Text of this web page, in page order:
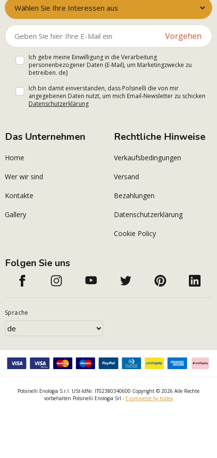
Wählen Sie Ihre Interessen aus
Vorgehen
Ich gebe meine Einwilligung in die Verarbeitung
personenbezogener Daten (E-Mail), um Marketingzwecke zu
betreiben. de]
Ich bin damit einverstanden, dass Polsinelli die von mir
angegebenen Daten nutzt, um mich Email-Newsletter zu schicken
Datenschutzerklärung
Das Unternehmen
Home
Wer wir sind
Kontakte
Gallery
Rechtliche Hinweise
Verkaufsbedingungen
Versand
Bezahlungen
Datenschutzerklärung
Cookie Policy
Folgen Sie uns
Sprache
Polsinelli Enologia S.r.l. USt-IdNr. IT02380340600 Copyright © 2026 Alle Rechte
vorbehalten Polsinelli Enologia Srl - E-commerce by Kodea